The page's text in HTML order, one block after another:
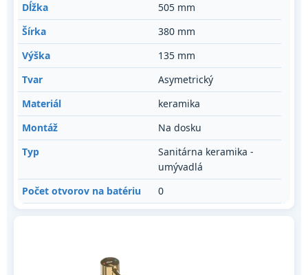
Dĺžka
505 mm
Šírka
380 mm
Výška
135 mm
Tvar
Asymetrický
Materiál
keramika
Montáž
Na dosku
Typ
Sanitárna keramika -
umývadlá
Počet otvorov na batériu
0